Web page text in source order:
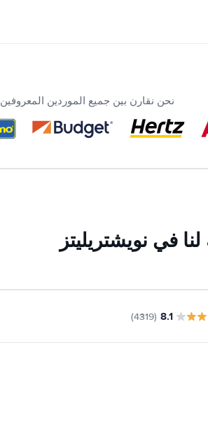
نحن نقارن بين جميع الموردين المعروفين
في نويشتريليتز
8.1
(4319)